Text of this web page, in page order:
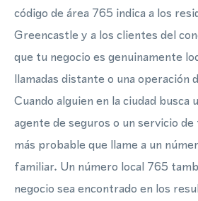
código de área 765 indica a los
Greencastle y a los clientes del
que tu negocio es genuinamente
llamadas distante o una operación
Cuando alguien en la ciudad
agente de seguros o un servicio
más probable que llame a un
familiar. Un número local 765
negocio sea encontrado en los